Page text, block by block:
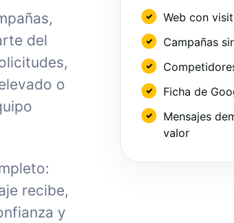
del
o
recibe,
y
Web con
Campañas
Ficha de
Mensajes
valor